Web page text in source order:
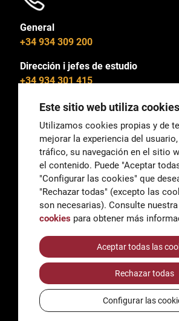
General
+34 934 309 200
Dirección i jefes de estudio
+34 934 301 415
General
correu@escoladeltreball.org
Información
informacio@escoladeltreball.org
Trámites de secretaría
AccessibilidadAviso legal y Política de
Política de cookies
Créditos
Este sitio web utiliza cookies
Utilizamos cookies propias y de
mejorar la experiencia del usuario,
tráfico, su navegación en el sitio
el contenido. Puede "Aceptar
"Configurar las cookies" que
"Rechazar todas" (excepto las
son necesarias). Consulte nuestra
cookies para obtener más
Aceptar todas las
Rechazar todas
Configurar las